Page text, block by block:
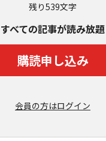
残り539文字
すべての記事が読み放題
購読申し込み
会員の方はログイン